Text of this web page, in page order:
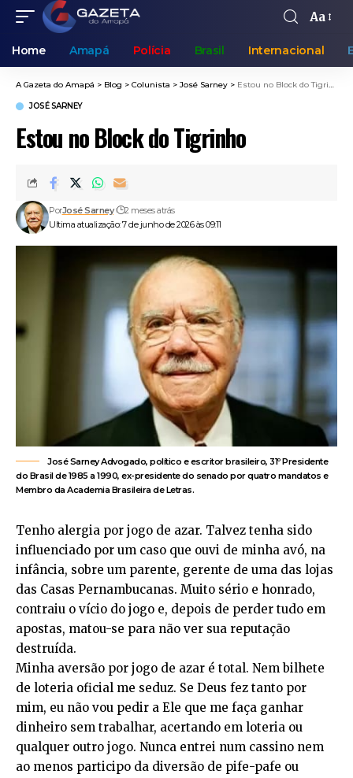
Aa
Home Amapá Polícia Brasil Internacional
A Gazeta do Amapá > Blog > Colunista > José Sarney > Estou no Block do Tigrinho
JOSÉ SARNEY
Estou no Block do Tigrinho
Ultima atualização: 7 de junho de 2026 às 09:11
PorJosé Sarney 2 meses atrás
José Sarney Advogado, político e escritor brasileiro, 31º Presidente
do Brasil de 1985 a 1990, ex-presidente do senado por quatro mandatos e
Membro da Academia Brasileira de Letras.
Tenho alergia por jogo de azar. Talvez tenha sido
influenciado por um caso que ouvi de minha avó, na
infância, sobre um parente, gerente de uma das lojas
das Casas Pernambucanas. Muito sério e honrado,
contraiu o vício do jogo e, depois de perder tudo em
apostas, matou-se para não ver sua reputação
destruída.
Minha aversão por jogo de azar é total. Nem bilhete
de loteria oficial me seduz. Se Deus fez tanto por
mim, eu não vou pedir a Ele que me faça ganhar
dinheiro sem trabalhar, acertando em loteria ou
qualquer outro jogo. Nunca entrei num cassino nem
ao menos participo da diversão de pife-pafe ou